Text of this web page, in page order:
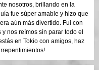
nosotros, brillando en la
fue súper amable y hizo que
aún más divertido. Fui con
y nos reímos sin parar todo el
en Tokio con amigos, haz